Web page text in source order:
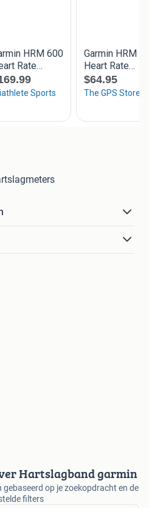
Hartslagband garmin
op je zoekopdracht en de
filters